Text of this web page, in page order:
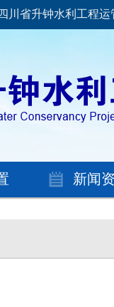
川省升钟水利工程运
新闻